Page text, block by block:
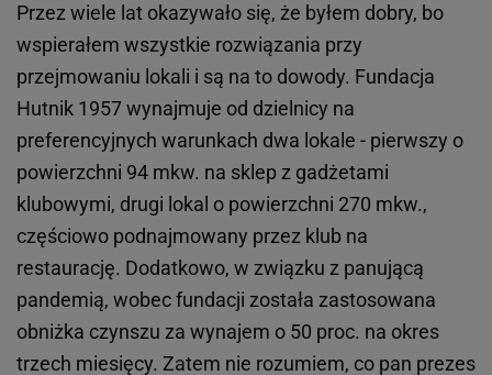
Przez wiele lat okazywało się, że byłem dobry, bo
wspierałem wszystkie rozwiązania przy
przejmowaniu lokali i są na to dowody. Fundacja
Hutnik 1957 wynajmuje od dzielnicy na
preferencyjnych warunkach dwa lokale - pierwszy o
powierzchni 94 mkw. na sklep z gadżetami
klubowymi, drugi lokal o powierzchni 270 mkw.,
częściowo podnajmowany przez klub na
restaurację. Dodatkowo, w związku z panującą
pandemią, wobec fundacji została zastosowana
obniżka czynszu za wynajem o 50 proc. na okres
trzech miesięcy. Zatem nie rozumiem, co pan prezes